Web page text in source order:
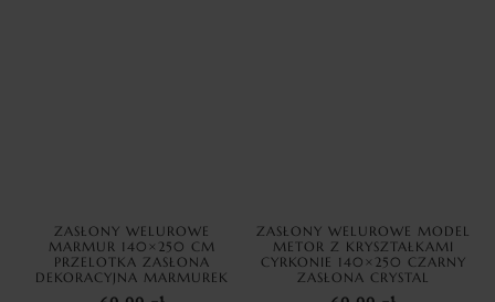
ZASŁONY WELUROWE
MARMUR 140×250 CM
PRZELOTKA ZASŁONA
DEKORACYJNA MARMUREK
ZASŁONY WELUROWE MODEL
METOR Z KRYSZTAŁKAMI
CYRKONIE 140×250 CZARNY
ZASŁONA CRYSTAL